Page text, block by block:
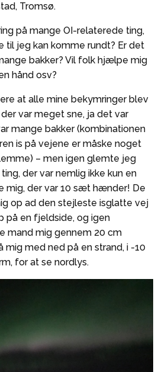
Tromsø.
på mange OI-relaterede ting,
til jeg kan komme rundt? Er det
bakker? Vil folk hjælpe mig
hånd osv?
at alle mine bekymringer blev
var meget sne, ja det var
mange bakker (kombinationen
is på vejene er måske noget
– men igen glemte jeg
der var nemlig ikke kun en
mig, der var 10 sæt hænder! De
op ad den stejleste isglatte vej
på en fjeldside, og igen
mand mig gennem 20 cm
med ned på en strand, i -10
for at se nordlys.